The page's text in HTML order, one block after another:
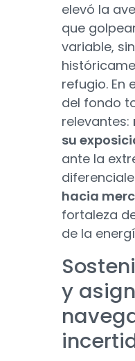
elevó la
que
variable,
refugio. En
del fondo
relevantes:
su
ante la
hacia
fortaleza
de la
y